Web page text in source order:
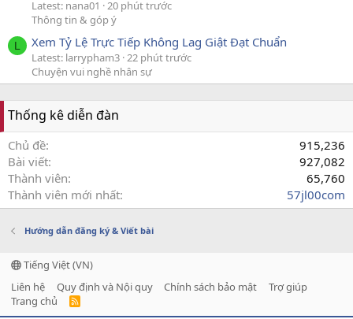
Latest: nana01
20 phút trước
Thông tin & góp ý
L Xem Tỷ Lệ Trực Tiếp Không Lag Giật Đạt Chuẩn
Latest: larrypham3 22 phút trước
Chuyện vui nghề nhân sự
Thống kê diễn đàn
Chủ đề
915,236
Bài viết
927,082
Thành viên
65,760
Thành viên mới nhất
57jl00com
Hướng dẫn đăng ký & Viết bài
Tiếng Việt (VN)
Liên hệ
Quy định và Nội quy Chính sách bảo mật
Trợ giúp
Trang chủ
R